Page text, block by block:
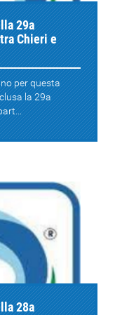
29a
Chieri e
per questa
la 29a
28a